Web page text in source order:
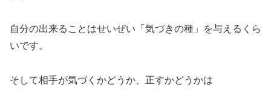
自分の出来ることはせいぜい「気づきの種」を与えるくら
いです。
そして相手が気づくかどうか、正すかどうかは